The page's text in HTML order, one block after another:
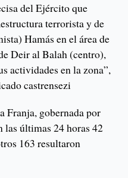
del Ejército que
terrorista y de
Hamás en el área de
Deir al Balah (centro),
actividades en la zona”,
castrensezi
Franja, gobernada por
las últimas 24 horas 42
163 resultaron